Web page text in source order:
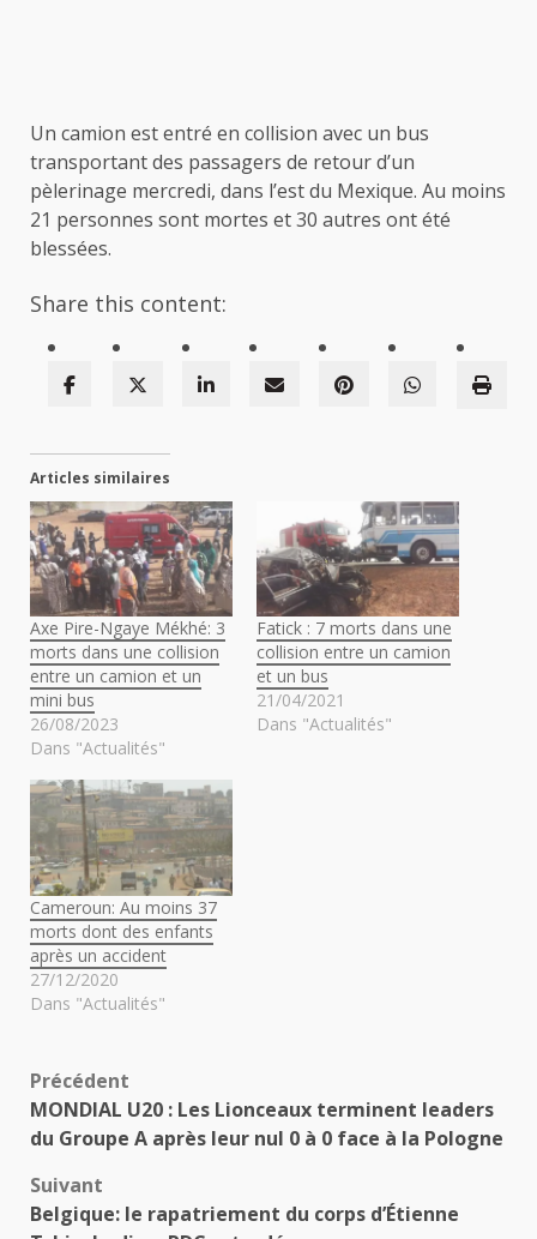
Un camion est entré en collision avec un bus
transportant des passagers de retour d’un
pèlerinage mercredi, dans l’est du Mexique. Au moins
21 personnes sont mortes et 30 autres ont été
blessées.
Share this content:
Articles similaires
Axe Pire-Ngaye Mékhé: 3
morts dans une collision
entre un camion et un
mini bus
26/08/2023
Dans "Actualités"
Fatick : 7 morts dans une
collision entre un camion
et un bus
21/04/2021
Dans "Actualités"
Cameroun: Au moins 37
morts dont des enfants
après un accident
27/12/2020
Dans "Actualités"
Navigation
d’article
Précédent
MONDIAL U20 : Les Lionceaux terminent leaders
du Groupe A après leur nul 0 à 0 face à la Pologne
Suivant
Belgique: le rapatriement du corps d’Étienne